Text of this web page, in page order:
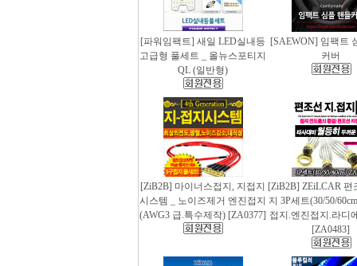
[파워임팩트] 새일 LED실내등
고급형 풀세트 _ 올뉴스포티지
QL (일반형)
[SAEWON] 임팩트
커버
[ZiB2B] 마이너스접지, 지접지
시스템 _ 노이즈제거 엔진접지
(AWG3 급.특수제작) [ZA0377]
[ZiB2B] ZEiLCAR 편
지 3P세트(30/50/
접지.엔진접지.라디
[ZA0483]